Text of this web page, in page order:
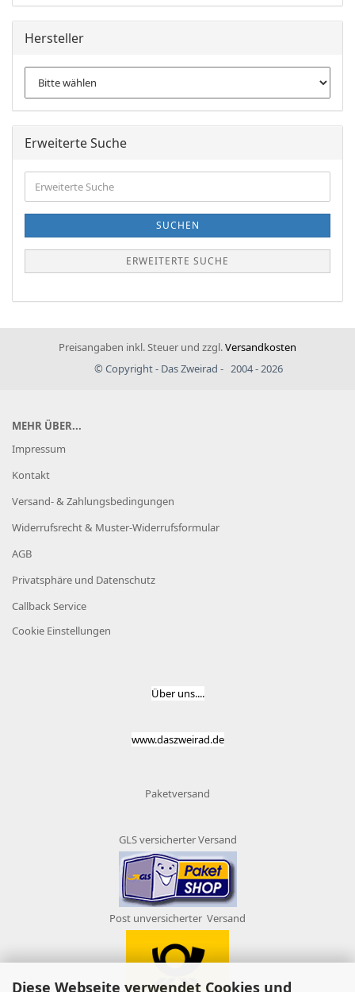
Diese Webseite verwendet Cookies und
Hersteller
Erweiterte Suche
Suche
SUCHEN
ERWEITERTE SUCHE
Preisangaben inkl. Steuer und zzgl.Versandkosten
© Copyright - Das Zweirad - 2004 - 2026
MEHR ÜBER...
Impressum
Kontakt
Versand- & Zahlungsbedingungen
Widerrufsrecht & Muster-Widerrufsformular
AGB
Privatsphäre und Datenschutz
Callback Service
Cookie Einstellungen
Über uns....
www.daszweirad.de
Paketversand
GLS versicherter Versand
Post unversicherter Versand